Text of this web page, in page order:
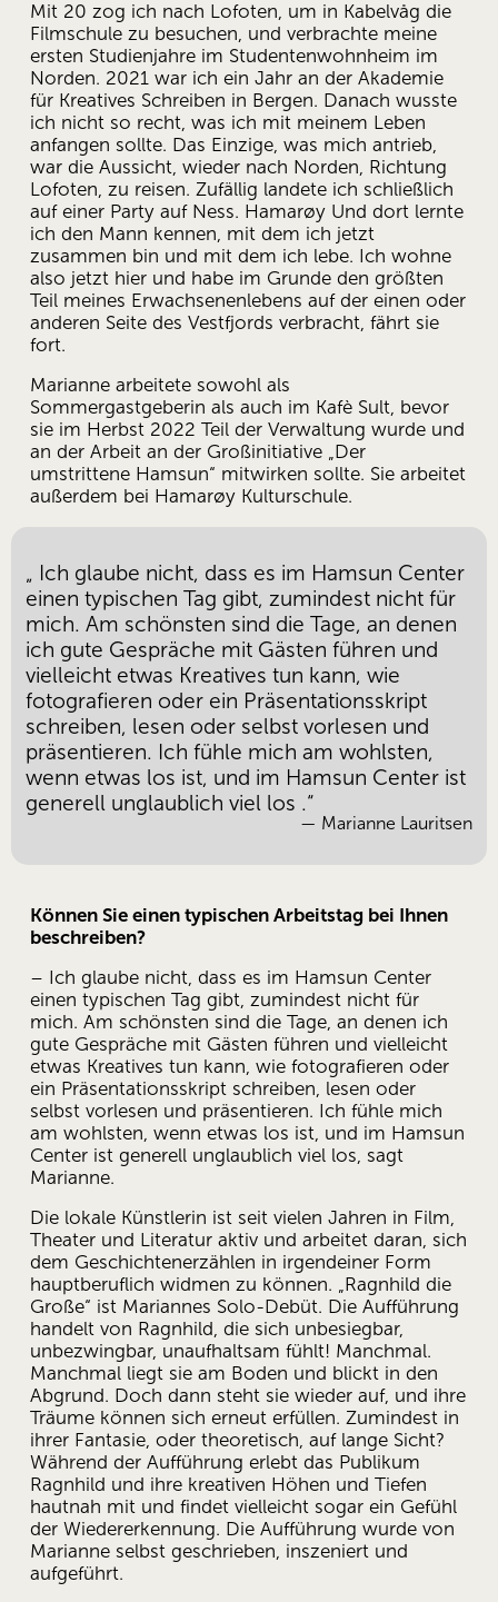
Mit 20 zog ich nach Lofoten, um in Kabelvåg die
Filmschule zu besuchen, und verbrachte meine
ersten Studienjahre im Studentenwohnheim im
Norden. 2021 war ich ein Jahr an der Akademie
für Kreatives Schreiben in Bergen. Danach wusste
ich nicht so recht, was ich mit meinem Leben
anfangen sollte. Das Einzige, was mich antrieb,
war die Aussicht, wieder nach Norden, Richtung
Lofoten, zu reisen. Zufällig landete ich schließlich
auf einer Party auf Ness. Hamarøy Und dort lernte
ich den Mann kennen, mit dem ich jetzt
zusammen bin und mit dem ich lebe. Ich wohne
also jetzt hier und habe im Grunde den größten
Teil meines Erwachsenenlebens auf der einen oder
anderen Seite des Vestfjords verbracht, fährt sie
fort.
Marianne arbeitete sowohl als
Sommergastgeberin als auch im Kafè Sult, bevor
sie im Herbst 2022 Teil der Verwaltung wurde und
an der Arbeit an der Großinitiative „Der
umstrittene Hamsun“ mitwirken sollte. Sie arbeitet
außerdem bei Hamarøy Kulturschule.
„ Ich glaube nicht, dass es im Hamsun Center
einen typischen Tag gibt, zumindest nicht für
mich. Am schönsten sind die Tage, an denen
ich gute Gespräche mit Gästen führen und
vielleicht etwas Kreatives tun kann, wie
fotografieren oder ein Präsentationsskript
schreiben, lesen oder selbst vorlesen und
präsentieren. Ich fühle mich am wohlsten,
wenn etwas los ist, und im Hamsun Center ist
generell unglaublich viel los .“
— Marianne Lauritsen
Können Sie einen typischen Arbeitstag bei Ihnen
beschreiben?
– Ich glaube nicht, dass es im Hamsun Center
einen typischen Tag gibt, zumindest nicht für
mich. Am schönsten sind die Tage, an denen ich
gute Gespräche mit Gästen führen und vielleicht
etwas Kreatives tun kann, wie fotografieren oder
ein Präsentationsskript schreiben, lesen oder
selbst vorlesen und präsentieren. Ich fühle mich
am wohlsten, wenn etwas los ist, und im Hamsun
Center ist generell unglaublich viel los, sagt
Marianne.
Die lokale Künstlerin ist seit vielen Jahren in Film,
Theater und Literatur aktiv und arbeitet daran, sich
dem Geschichtenerzählen in irgendeiner Form
hauptberuflich widmen zu können. „Ragnhild die
Große“ ist Mariannes Solo-Debüt. Die Aufführung
handelt von Ragnhild, die sich unbesiegbar,
unbezwingbar, unaufhaltsam fühlt! Manchmal.
Manchmal liegt sie am Boden und blickt in den
Abgrund. Doch dann steht sie wieder auf, und ihre
Träume können sich erneut erfüllen. Zumindest in
ihrer Fantasie, oder theoretisch, auf lange Sicht?
Während der Aufführung erlebt das Publikum
Ragnhild und ihre kreativen Höhen und Tiefen
hautnah mit und findet vielleicht sogar ein Gefühl
der Wiedererkennung. Die Aufführung wurde von
Marianne selbst geschrieben, inszeniert und
aufgeführt.